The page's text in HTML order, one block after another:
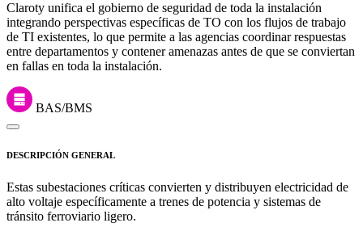
Claroty unifica el gobierno de seguridad de toda la instalación
integrando perspectivas específicas de TO con los flujos de trabajo
de TI existentes, lo que permite a las agencias coordinar respuestas
entre departamentos y contener amenazas antes de que se conviertan
en fallas en toda la instalación.
BAS/BMS
DESCRIPCIÓN GENERAL
Estas subestaciones críticas convierten y distribuyen electricidad de
alto voltaje específicamente a trenes de potencia y sistemas de
tránsito ferroviario ligero.